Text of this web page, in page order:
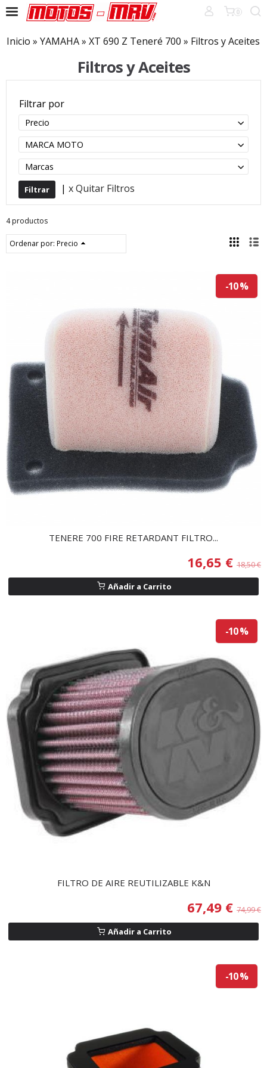
0
Inicio » YAMAHA» XT 690 Z Teneré 700 » Filtros y Aceites
Filtros y Aceites
Filtrar por
Precio
MARCA MOTO
Marcas
| x Quitar Filtros
4 productos
Ordenar por: Precio
-10 %
TENERE 700 FIRE RETARDANT FILTRO...
16,65 € 18,50 €
Añadir a Carrito
-10 %
FILTRO DE AIRE REUTILIZABLE K&N
67,49 € 74,99 €
Añadir a Carrito
-10 %